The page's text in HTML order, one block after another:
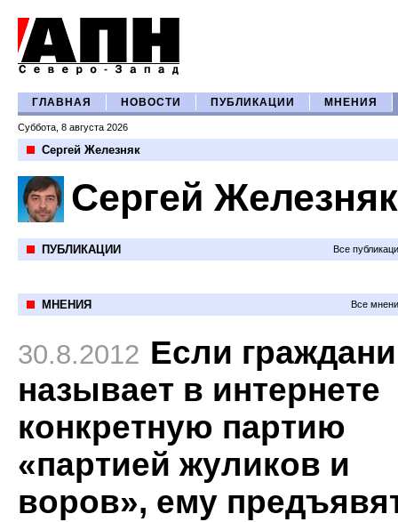
ГЛАВНАЯ НОВОСТИ ПУБЛИКАЦИИ МНЕНИЯ
Суббота, 8 августа 2026
Сергей Железняк
Сергей Железняк
ПУБЛИКАЦИИ Все
МНЕНИЯ Все
30.8.2012 Если
называет в интернете
конкретную партию
«партией жуликов и
воров», ему